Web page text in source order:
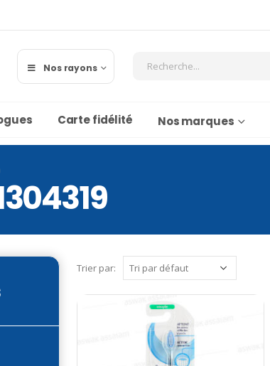
Nos rayons
Carte fidélité Nos marques
Trier par: